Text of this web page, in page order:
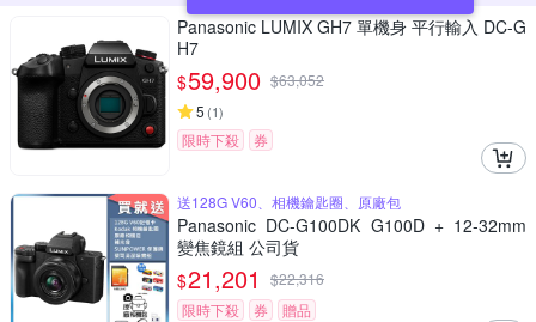
Panasonic LUMIX GH7 單機身 平行輸入 DC-G
H7
$59,900 $63,052
5 (1)
限時下殺 券
送128G V60、相機鑰匙圈、原廠包
Panasonic DC-G100DK G100D + 12-32mm
變焦鏡組 公司貨
$21,201 $22,316
限時下殺
券 贈品